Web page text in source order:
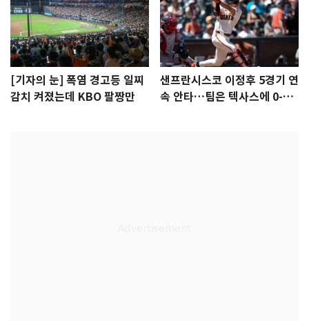
[기자의 눈] 폭염 경고등 일찌
감치 켜졌는데 KBO 팔짱만
샌프란시스코 이정후 5경기 연
속 안타…팀은 텍사스에 0-6